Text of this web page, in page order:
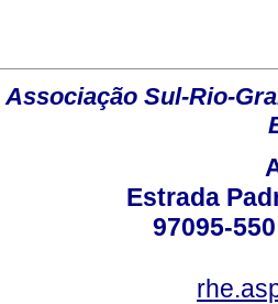
Associação Sul-Rio-
Estrada
97095-